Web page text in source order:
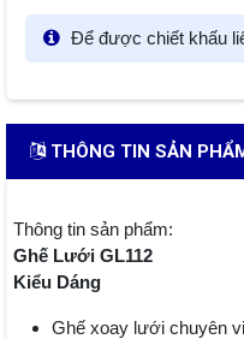
Để được chiết khấu
THÔNG TIN SẢN
Thông tin sản phẩm:
Ghế Lưới GL112
Kiểu Dáng
Ghế xoay lưới chuyên